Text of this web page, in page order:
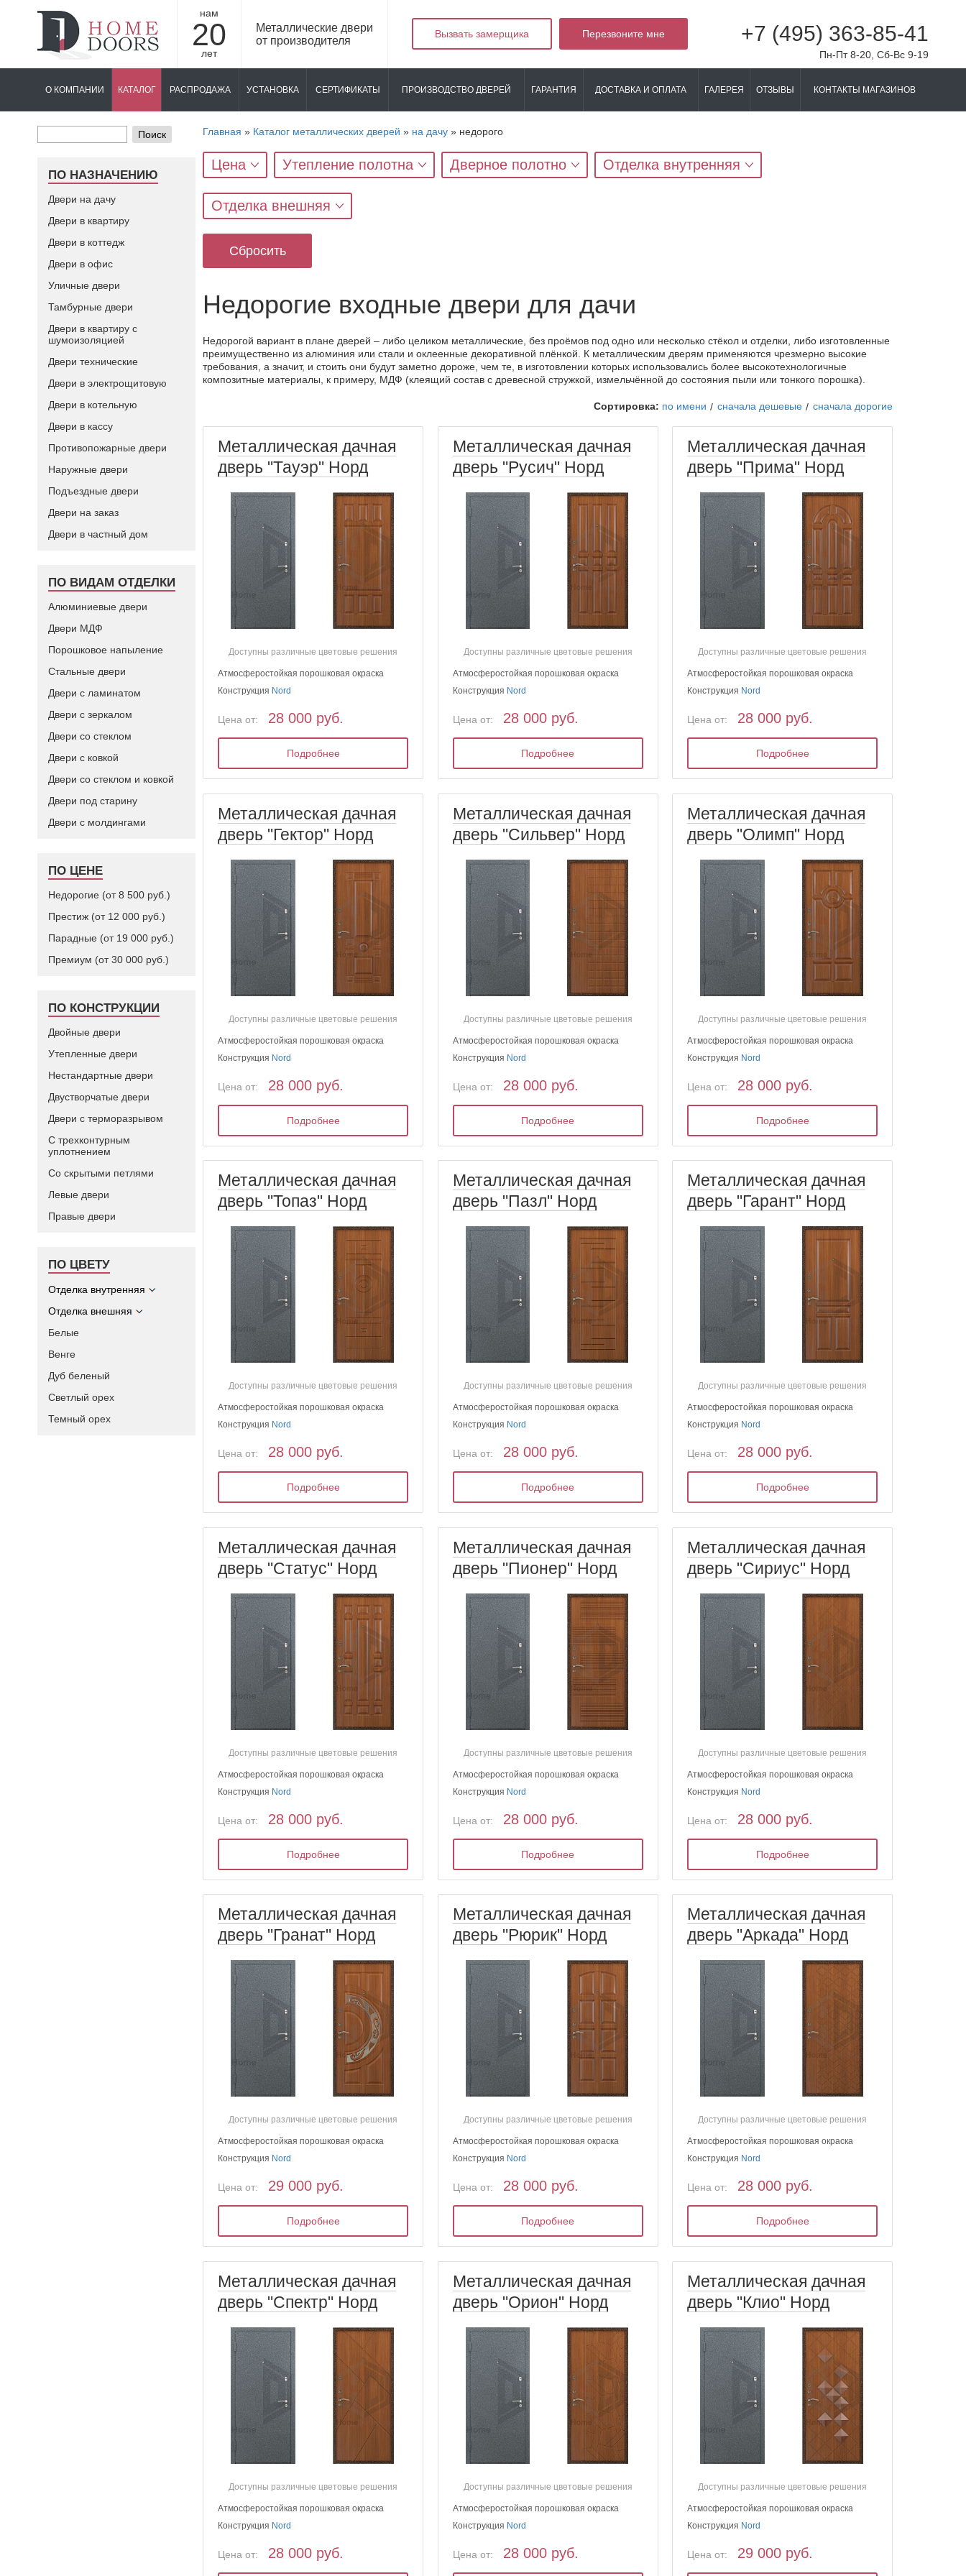
нам
20
лет
Металлические двери
от производителя
Вызвать замерщика Перезвоните мне +7 (495) 363-85-41
Пн-Пт 8-20, Сб-Вс 9-19
О КОМПАНИИ КАТАЛОГ РАСПРОДАЖА УСТАНОВКА СЕРТИФИКАТЫ ПРОИЗВОДСТВО ДВЕРЕЙ ГАРАНТИЯ ДОСТАВКА И ОПЛАТА ГАЛЕРЕЯ ОТЗЫВЫ КОНТАКТЫ МАГАЗИНОВ
Поиск
ПО НАЗНАЧЕНИЮ
Двери на дачу
Двери в квартиру
Двери в коттедж
Двери в офис
Уличные двери
Тамбурные двери
Двери в квартиру с
шумоизоляцией
Двери технические
Двери в электрощитовую
Двери в котельную
Двери в кассу
Противопожарные двери
Наружные двери
Подъездные двери
Двери на заказ
Двери в частный дом
ПО ВИДАМ ОТДЕЛКИ
Алюминиевые двери
Двери МДФ
Порошковое напыление
Стальные двери
Двери с ламинатом
Двери с зеркалом
Двери со стеклом
Двери с ковкой
Двери со стеклом и ковкой
Двери под старину
Двери с молдингами
ПО ЦЕНЕ
Недорогие (от 8 500 руб.)
Престиж (от 12 000 руб.)
Парадные (от 19 000 руб.)
Премиум (от 30 000 руб.)
ПО КОНСТРУКЦИИ
Двойные двери
Утепленные двери
Нестандартные двери
Двустворчатые двери
Двери с терморазрывом
С трехконтурным
уплотнением
Со скрытыми петлями
Левые двери
Правые двери
ПО ЦВЕТУ
Отделка внутренняя
Отделка внешняя
Белые
Венге
Дуб беленый
Светлый орех
Темный орех
Главная » Каталог металлических дверей » на дачу » недорого
Цена Утепление полотна Дверное полотно Отделка внутренняя
Отделка внешняя
Сбросить
Недорогие входные двери для дачи
Недорогой вариант в плане дверей – либо целиком металлические, без проёмов под одно или несколько стёкол и отделки, либо изготовленные
преимущественно из алюминия или стали и оклеенные декоративной плёнкой. К металлическим дверям применяются чрезмерно высокие
требования, а значит, и стоить они будут заметно дороже, чем те, в изготовлении которых использовались более высокотехнологичные
композитные материалы, к примеру, МДФ (клеящий состав с древесной стружкой, измельчённой до состояния пыли или тонкого порошка).
Сортировка: по имени сначала дешевые сначала дорогие
Металлическая дачная
дверь "Тауэр" Норд
Доступны различные цветовые решения
Атмосферостойкая порошковая окраска
Конструкция Nord
Цена от: 28 000 руб.
Подробнее
Металлическая дачная
дверь "Русич" Норд
Доступны различные цветовые решения
Атмосферостойкая порошковая окраска
Конструкция Nord
Цена от: 28 000 руб.
Подробнее
Металлическая дачная
дверь "Прима" Норд
Доступны различные цветовые решения
Атмосферостойкая порошковая окраска
Конструкция Nord
Цена от: 28 000 руб.
Подробнее
Металлическая дачная
дверь "Гектор" Норд
Доступны различные цветовые решения
Атмосферостойкая порошковая окраска
Конструкция Nord
Цена от: 28 000 руб.
Подробнее
Металлическая дачная
дверь "Сильвер" Норд
Доступны различные цветовые решения
Атмосферостойкая порошковая окраска
Конструкция Nord
Цена от: 28 000 руб.
Подробнее
Металлическая дачная
дверь "Олимп" Норд
Доступны различные цветовые решения
Атмосферостойкая порошковая окраска
Конструкция Nord
Цена от: 28 000 руб.
Подробнее
Металлическая дачная
дверь "Топаз" Норд
Доступны различные цветовые решения
Атмосферостойкая порошковая окраска
Конструкция Nord
Цена от: 28 000 руб.
Подробнее
Металлическая дачная
дверь "Пазл" Норд
Доступны различные цветовые решения
Атмосферостойкая порошковая окраска
Конструкция Nord
Цена от: 28 000 руб.
Подробнее
Металлическая дачная
дверь "Гарант" Норд
Доступны различные цветовые решения
Атмосферостойкая порошковая окраска
Конструкция Nord
Цена от: 28 000 руб.
Подробнее
Металлическая дачная
дверь "Статус" Норд
Доступны различные цветовые решения
Атмосферостойкая порошковая окраска
Конструкция Nord
Цена от: 28 000 руб.
Подробнее
Металлическая дачная
дверь "Пионер" Норд
Доступны различные цветовые решения
Атмосферостойкая порошковая окраска
Конструкция Nord
Цена от: 28 000 руб.
Подробнее
Металлическая дачная
дверь "Сириус" Норд
Доступны различные цветовые решения
Атмосферостойкая порошковая окраска
Конструкция Nord
Цена от: 28 000 руб.
Подробнее
Металлическая дачная
дверь "Гранат" Норд
Доступны различные цветовые решения
Атмосферостойкая порошковая окраска
Конструкция Nord
Цена от: 29 000 руб.
Подробнее
Металлическая дачная
дверь "Рюрик" Норд
Доступны различные цветовые решения
Атмосферостойкая порошковая окраска
Конструкция Nord
Цена от: 28 000 руб.
Подробнее
Металлическая дачная
дверь "Аркада" Норд
Доступны различные цветовые решения
Атмосферостойкая порошковая окраска
Конструкция Nord
Цена от: 28 000 руб.
Подробнее
Металлическая дачная
дверь "Спектр" Норд
Доступны различные цветовые решения
Атмосферостойкая порошковая окраска
Конструкция Nord
Цена от: 28 000 руб.
Металлическая дачная
дверь "Орион" Норд
Доступны различные цветовые решения
Атмосферостойкая порошковая окраска
Конструкция Nord
Цена от: 28 000 руб.
Металлическая дачная
дверь "Клио" Норд
Доступны различные цветовые решения
Атмосферостойкая порошковая окраска
Конструкция Nord
Цена от: 29 000 руб.